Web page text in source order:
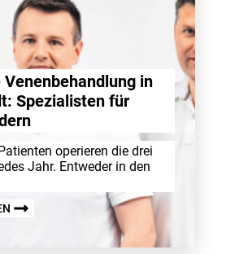
in
Spezia­listen für
operieren die drei
Jahr. Entweder in den